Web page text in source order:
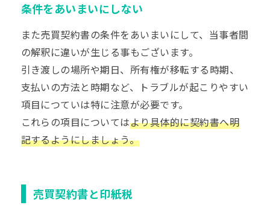
条件をあいまいにしない
また売買契約書の条件をあいまいにして、当事者間
の解釈に違いが生じる事もございます。
引き渡しの場所や期日、所有権が移転する時期、
支払いの方法と時期など、トラブルが起こりやすい
項目につていは特に注意が必要です。
これらの項目についてはより具体的に契約書へ明
記するようにしましょう。
売買契約書と印紙税